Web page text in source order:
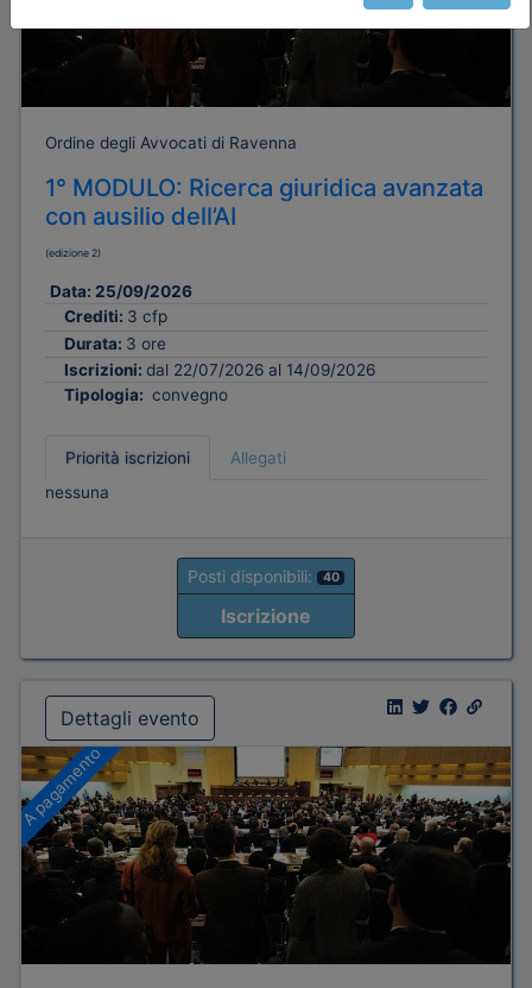
Ordine degli Avvocati di Ravenna
1° MODULO: Ricerca giuridica avanzata
con ausilio dell’AI
(edizione 2)
Data: 25/09/2026
Crediti: 3 cfp
Durata: 3 ore
Iscrizioni: dal 22/07/2026 al 14/09/2026
Tipologia: convegno
Priorità iscrizioni
Allegati
nessuna
Posti disponibili: 40
Iscrizione
Dettagli evento
A pagamento